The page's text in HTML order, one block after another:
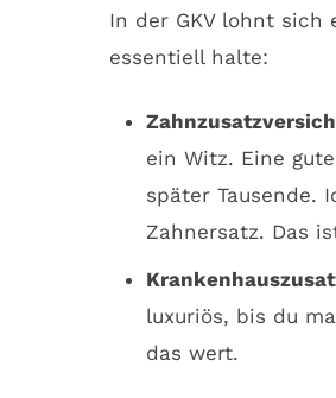
In der GKV lohnt sich
essentiell halte:
ein Witz. Eine
später Tausende.
Zahnersatz. Das
luxuriös, bis du
das wert.